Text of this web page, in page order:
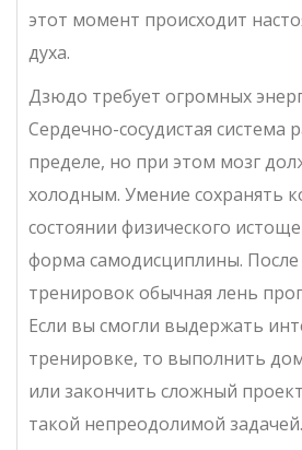
этот момент происходит
духа.
Дзюдо требует огромных
Сердечно-сосудистая система
пределе, но при этом мозг
холодным. Умение сохранять
состоянии физического
форма самодисциплины. После
тренировок обычная лень
Если вы смогли выдержать
тренировке, то выполнить
или закончить сложный
такой непреодолимой задачей.